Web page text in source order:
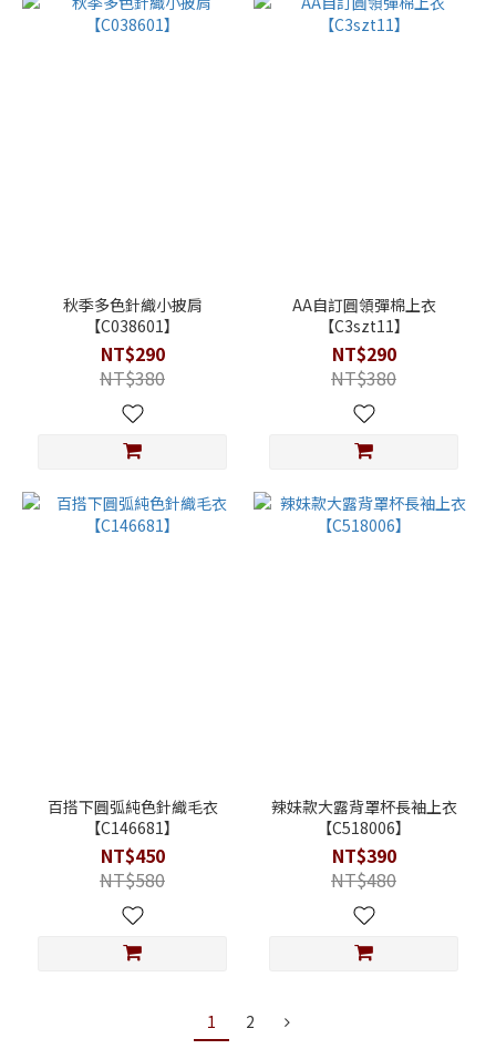
秋季多色針織小披肩
【C038601】
NT$290
NT$380
AA自訂圓領彈棉上衣
【C3szt11】
NT$290
NT$380
百搭下圓弧純色針織毛衣
【C146681】
NT$450
NT$580
辣妹款大露背罩杯長袖上衣
【C518006】
NT$390
NT$480
1 2